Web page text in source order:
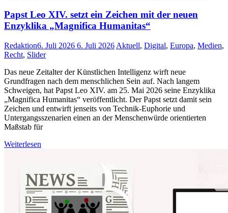
Papst Leo XIV. setzt ein Zeichen mit der neuen
Enzyklika „Magnifica Humanitas“
Redaktion6. Juli 2026 6. Juli 2026 Aktuell, Digital, Europa, Medien,
Recht, Slider
Das neue Zeitalter der Künstlichen Intelligenz wirft neue
Grundfragen nach dem menschlichen Sein auf. Nach langem
Schweigen, hat Papst Leo XIV. am 25. Mai 2026 seine Enzyklika
„Magnifica Humanitas“ veröffentlicht. Der Papst setzt damit sein
Zeichen und entwirft jenseits von Technik-Euphorie und
Untergangsszenarien einen an der Menschenwürde orientierten
Maßstab für
Weiterlesen